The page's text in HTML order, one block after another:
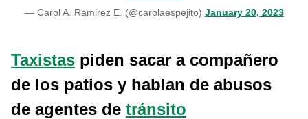
— Carol A. Ramirez E. (@carolaespejito) January 20, 2023
Taxistas piden sacar a compañero
de los patios y hablan de abusos
de agentes de tránsito